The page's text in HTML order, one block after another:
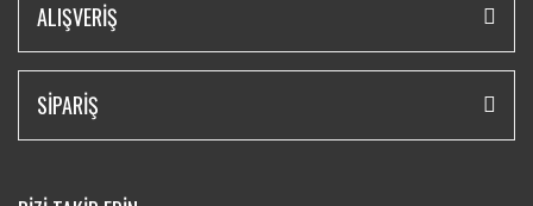
ALIŞVERİŞ
SİPARİŞ